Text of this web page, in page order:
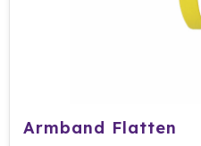
Armband Flatten